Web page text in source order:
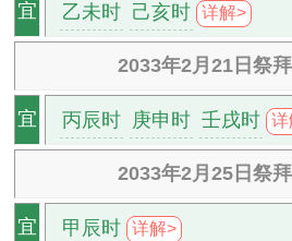
宜 乙未时 己亥时 详解>
2033年2月21日祭
宜 丙辰时 庚申时 壬戌时 详
2033年2月25日祭
宜 甲辰时 详解>